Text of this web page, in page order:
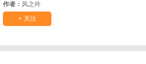
作者： 风之吟
+ 关注